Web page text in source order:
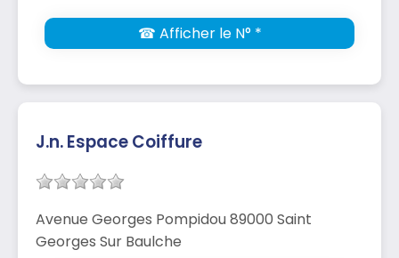
☎ Afficher le N° *
J.n. Espace Coiffure
Avenue Georges Pompidou 89000 Saint
Georges Sur Baulche